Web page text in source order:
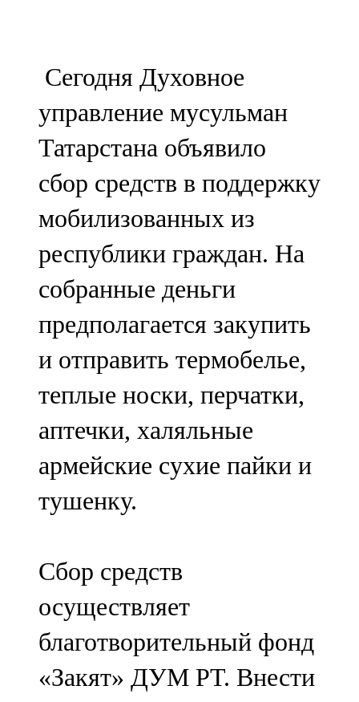
106,1 FM
Түбән Кама
102,6 FM
Чирмешән
107,7 FM
Чистай
103,0 FM
Чүпрәле
91,0 FM
Шәмәрдән
102,3 FM
Яңа чишмә
107,0 FM
105,5 FM
Сегодня Духовное
управление мусульман
Татарстана объявило
сбор средств в поддержку
мобилизованных из
республики граждан. На
собранные деньги
предполагается закупить
и отправить термобелье,
теплые носки, перчатки,
аптечки, халяльные
армейские сухие пайки и
тушенку.
Сбор средств
осуществляет
благотворительный фонд
«Закят» ДУМ РТ. Внести